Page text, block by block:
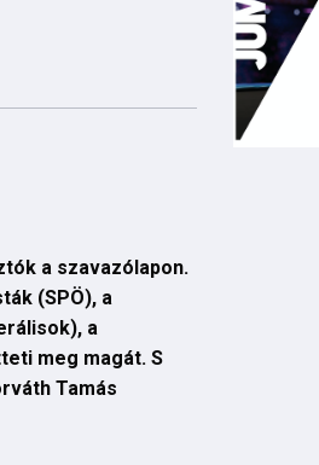
a szavazólapon.
(SPÖ), a
a
meg magát. S
Tamás